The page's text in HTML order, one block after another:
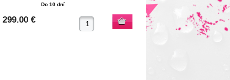
Do 10 dní
299.00 €